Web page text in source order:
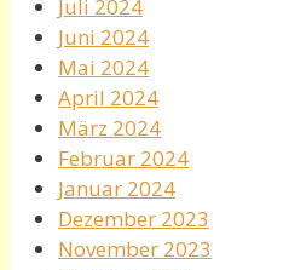
Juli 2024
Juni 2024
Mai 2024
April 2024
März 2024
Februar 2024
Januar 2024
Dezember 2023
November 2023